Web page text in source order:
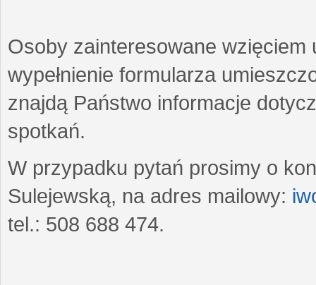
Osoby zainteresowane wzięciem
wypełnienie formularza
znajdą Państwo informacje
spotkań.
W przypadku pytań prosimy o
Sulejewską, na adres mailowy:
tel.: 508 688 474.